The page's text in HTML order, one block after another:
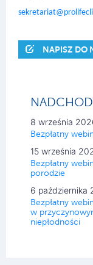
NAPISZ DO
8 września
Bezpłatny
15 września
Bezpłatny
porodzie
6 października
Bezpłatny
w
niepłodności